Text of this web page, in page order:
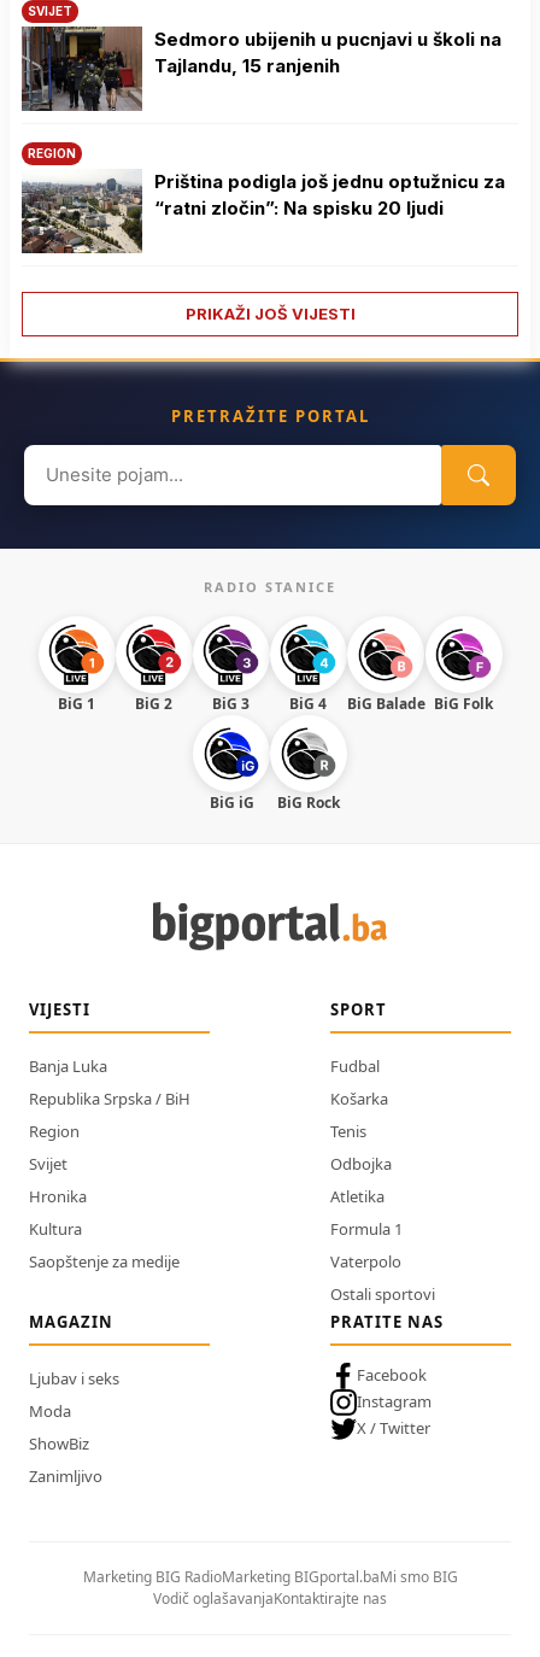
SVIJET
Sedmoro ubijenih u pucnjavi u školi na
Tajlandu, 15 ranjenih
REGION
Priština podigla još jednu optužnicu za
“ratni zločin”: Na spisku 20 ljudi
PRIKAŽI JOŠ VIJESTI
PRETRAŽITE PORTAL
Search
for:
RADIO STANICE
BiG 1 BiG 2 BiG 3 BiG 4 BiG Balade BiG Folk
BiG iG BiG Rock
VIJESTI
Banja Luka
Republika Srpska / BiH
Region
Svijet
Hronika
Kultura
Saopštenje za medije
SPORT
Fudbal
Košarka
Tenis
Odbojka
Atletika
Formula 1
Vaterpolo
Ostali sportovi
MAGAZIN
Ljubav i seks
Moda
ShowBiz
Zanimljivo
PRATITE NAS
Facebook
Instagram
X / Twitter
Marketing BIG RadioMarketing BIGportal.baMi smo BIG
Vodič oglašavanjaKontaktirajte nas